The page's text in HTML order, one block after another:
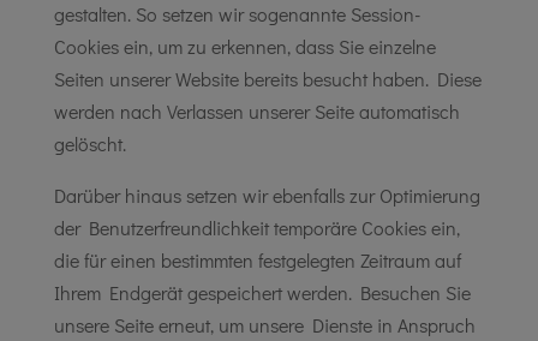
gestalten. So setzen wir sogenannte Session-
Cookies ein, um zu erkennen, dass Sie einzelne
Seiten unserer Website bereits besucht haben. Diese
werden nach Verlassen unserer Seite automatisch
gelöscht.
Darüber hinaus setzen wir ebenfalls zur Optimierung
der Benutzerfreundlichkeit temporäre Cookies ein,
die für einen bestimmten festgelegten Zeitraum auf
Ihrem Endgerät gespeichert werden. Besuchen Sie
unsere Seite erneut, um unsere Dienste in Anspruch